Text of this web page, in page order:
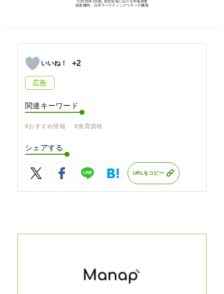
※2025年3月期_指定領域における市場調査
調査機関：日本マーケティングリサーチ機構
+2
広告
関連キーワード
#おすすめ情報 #食育資格
シェアする
URLをコピー